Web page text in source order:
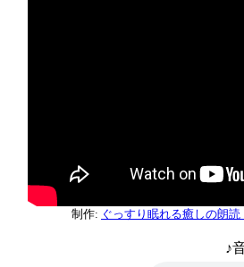
制作: ぐっすり眠れる癒しの朗
♪